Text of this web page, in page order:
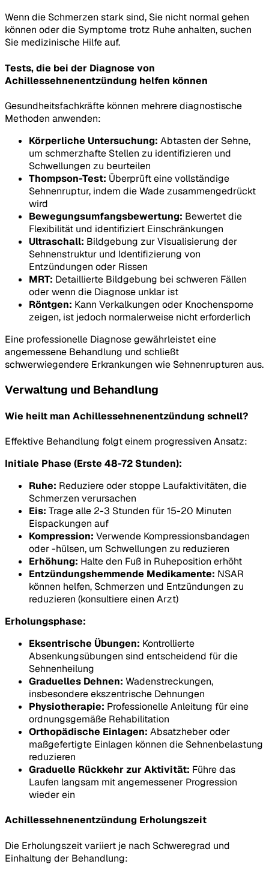
Wenn die Schmerzen stark sind, Sie nicht normal gehen
können oder die Symptome trotz Ruhe anhalten, suchen
Sie medizinische Hilfe auf.
Tests, die bei der Diagnose von
Achillessehnenentzündung helfen können
Gesundheitsfachkräfte können mehrere diagnostische
Methoden anwenden:
Körperliche Untersuchung: Abtasten der Sehne,
um schmerzhafte Stellen zu identifizieren und
Schwellungen zu beurteilen
Thompson-Test: Überprüft eine vollständige
Sehnenruptur, indem die Wade zusammengedrückt
wird
Bewegungsumfangsbewertung: Bewertet die
Flexibilität und identifiziert Einschränkungen
Ultraschall: Bildgebung zur Visualisierung der
Sehnenstruktur und Identifizierung von
Entzündungen oder Rissen
MRT: Detaillierte Bildgebung bei schweren Fällen
oder wenn die Diagnose unklar ist
Röntgen: Kann Verkalkungen oder Knochensporne
zeigen, ist jedoch normalerweise nicht erforderlich
Eine professionelle Diagnose gewährleistet eine
angemessene Behandlung und schließt
schwerwiegendere Erkrankungen wie Sehnenrupturen aus.
Verwaltung und Behandlung
Wie heilt man Achillessehnenentzündung schnell?
Effektive Behandlung folgt einem progressiven Ansatz:
Initiale Phase (Erste 48-72 Stunden):
Ruhe: Reduziere oder stoppe Laufaktivitäten, die
Schmerzen verursachen
Eis: Trage alle 2-3 Stunden für 15-20 Minuten
Eispackungen auf
Kompression: Verwende Kompressionsbandagen
oder -hülsen, um Schwellungen zu reduzieren
Erhöhung: Halte den Fuß in Ruheposition erhöht
Entzündungshemmende Medikamente: NSAR
können helfen, Schmerzen und Entzündungen zu
reduzieren (konsultiere einen Arzt)
Erholungsphase:
Eksentrische Übungen: Kontrollierte
Absenkungsübungen sind entscheidend für die
Sehnenheilung
Graduelles Dehnen: Wadenstreckungen,
insbesondere ekszentrische Dehnungen
Physiotherapie: Professionelle Anleitung für eine
ordnungsgemäße Rehabilitation
Orthopädische Einlagen: Absatzheber oder
maßgefertigte Einlagen können die Sehnenbelastung
reduzieren
Graduelle Rückkehr zur Aktivität: Führe das
Laufen langsam mit angemessener Progression
wieder ein
Achillessehnenentzündung Erholungszeit
Die Erholungszeit variiert je nach Schweregrad und
Einhaltung der Behandlung: